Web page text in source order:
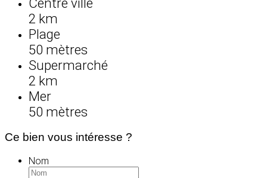
Centre ville
2 km
Plage
50 mètres
Supermarché
2 km
Mer
50 mètres
Ce bien vous intéresse ?
Nom